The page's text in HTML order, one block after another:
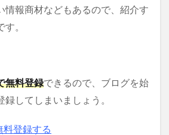
情報商材などもあるので、紹介す
。
無料登録できるので、ブログを始
してしまいましょう。
料登録する